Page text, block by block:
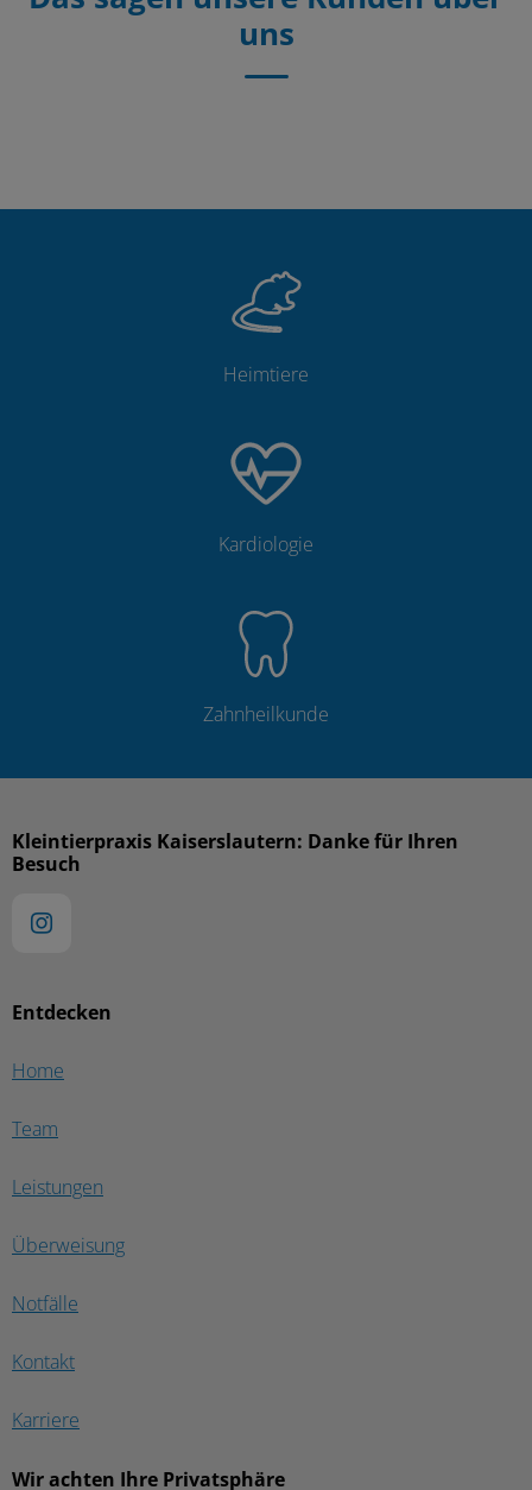
uns
Heimtiere
Kardiologie
Zahnheilkunde
Entdecken
Home
Team
Leistungen
Überweisung
Notfälle
Kontakt
Karriere
Wir achten Ihre Privatsphäre
Kleintierpraxis Kaiserslautern: Danke für Ihren
Besuch